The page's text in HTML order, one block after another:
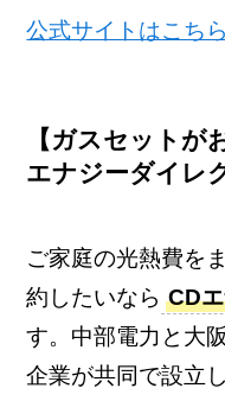
公式サイトはこちら
【ガスセットが
エナジーダイレ
ご家庭の光熱費を
約したいなら CD
す。中部電力と大
企業が共同で設立